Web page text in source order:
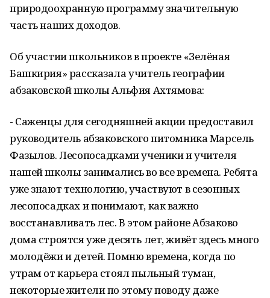
природоохранную программу значительную
часть наших доходов.
Об участии школьников в проекте «Зелёная
Башкирия» рассказала учитель географии
абзаковской школы Альфия Ахтямова:
- Саженцы для сегодняшней акции предоставил
руководитель абзаковского питомника Марсель
Фазылов. Лесопосадками ученики и учителя
нашей школы занимались во все времена. Ребята
уже знают технологию, участвуют в сезонных
лесопосадках и понимают, как важно
восстанавливать лес. В этом районе Абзаково
дома строятся уже десять лет, живёт здесь много
молодёжи и детей. Помню времена, когда по
утрам от карьера стоял пыльный туман,
некоторые жители по этому поводу даже